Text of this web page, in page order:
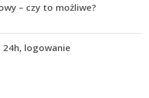
– czy to możliwe?
logowanie